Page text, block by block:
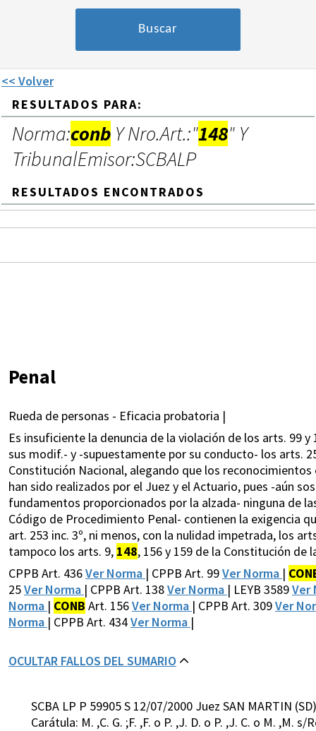
<< Volver
RESULTADOS PARA:
Norma:conb Y Nro.Art.:"148" Y
TribunalEmisor:SCBALP
RESULTADOS ENCONTRADOS
Penal
Rueda de personas - Eficacia probatoria |
Es insuficiente la denuncia de la violación de los arts. 99
sus modif.- y -supuestamente por su conducto- los arts.
Constitución Nacional, alegando que los
han sido realizados por el Juez y el Actuario, pues -aún
fundamentos proporcionados por la alzada- ninguna de
Código de Procedimiento Penal- contienen la exigencia
art. 253 inc. 3º, ni menos, con la nulidad impetrada, los
tampoco los arts. 9, 148, 156 y 159 de la Constitución de
CPPB Art. 436Ver Norma | CPPB Art. 99Ver Norma |
25Ver Norma | CPPB Art. 138Ver Norma | LEYB 3589Ver
Norma | CONB Art. 156Ver Norma | CPPB Art. 309Ver
Norma | CPPB Art. 434Ver Norma |
OCULTAR FALLOS DEL SUMARIO
SCBA LP P 59905 S 12/07/2000 Juez SAN MARTIN (SD)
Carátula: M. ,C. G. ;F. ,F. o P. ,J. D. o P. ,J. C. o M. ,M.